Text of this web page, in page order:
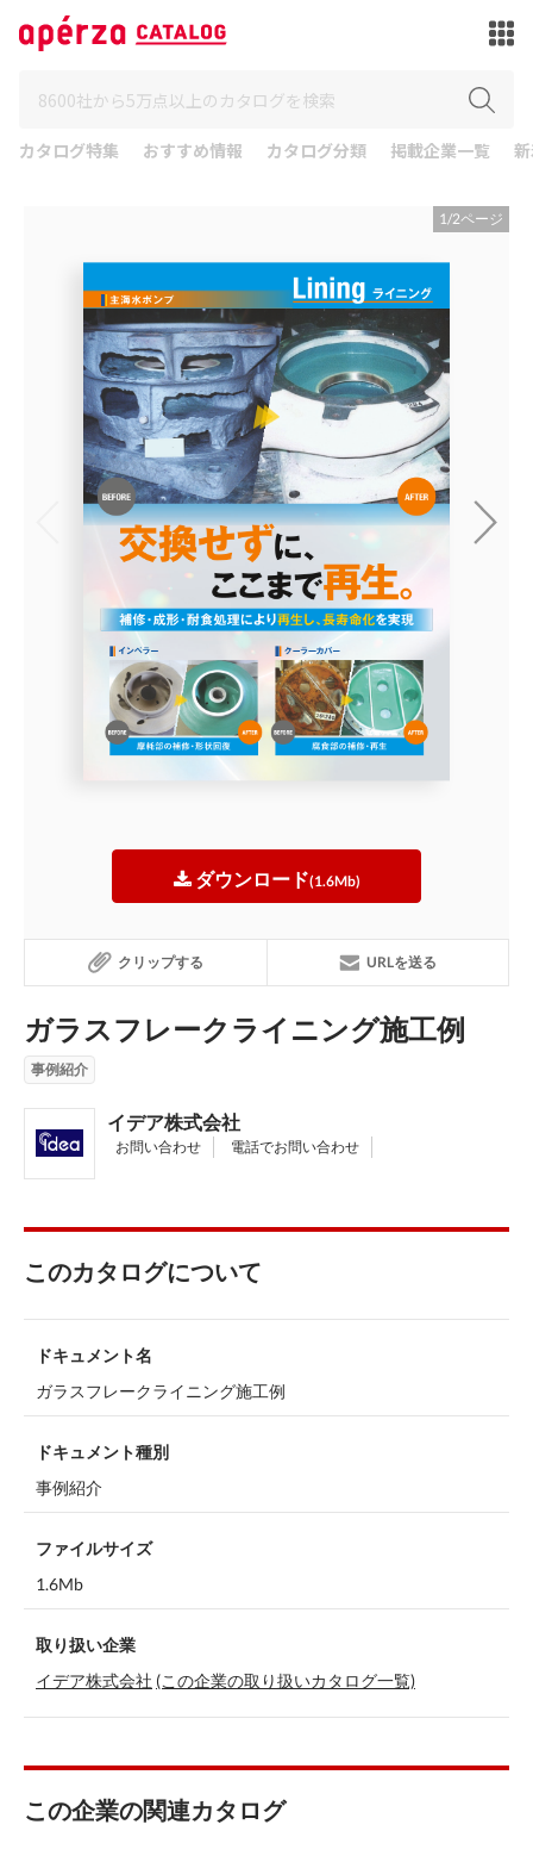
カタログ特集 おすすめ情報 カタログ分類 掲載企業一覧
1/2ページ
ダウンロード(1.6Mb)
クリップする URLを送る
ガラスフレークライニング施工例
事例紹介
イデア株式会社
お問い合わせ 電話でお問い合わせ
このカタログについて
ドキュメント名
ガラスフレークライニング施工例
ドキュメント種別
事例紹介
ファイルサイズ
1.6Mb
取り扱い企業
イデア株式会社 (この企業の取り扱いカタログ一覧)
この企業の関連カタログ